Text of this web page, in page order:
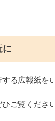
に
る広報紙を
ご覧くださ